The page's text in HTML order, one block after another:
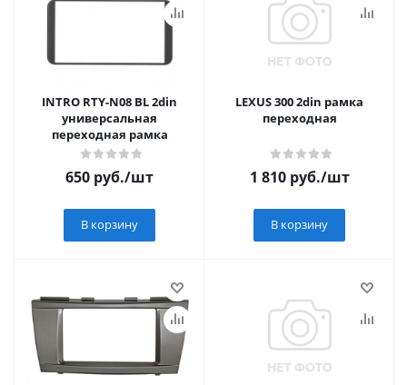
INTRO RTY-N08 BL 2din
универсальная
переходная рамка
650 руб./шт
В корзину
LEXUS 300 2din рамка
переходная
1 810руб./шт
В корзину